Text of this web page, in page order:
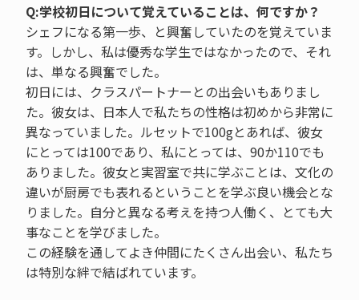
Q:学校初日について覚えていることは、何ですか？
シェフになる第一歩、と興奮していたのを覚えていま
す。しかし、私は優秀な学生ではなかったので、それ
は、単なる興奮でした。
初日には、クラスパートナーとの出会いもありまし
た。彼女は、日本人で私たちの性格は初めから非常に
異なっていました。ルセットで100gとあれば、彼女
にとっては100であり、私にとっては、90か110でも
ありました。彼女と実習室で共に学ぶことは、文化の
違いが厨房でも表れるということを学ぶ良い機会とな
りました。自分と異なる考えを持つ人働く、とても大
事なことを学びました。
この経験を通してよき仲間にたくさん出会い、私たち
は特別な絆で結ばれています。